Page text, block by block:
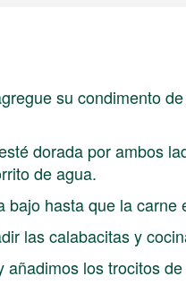
su condimento
dorada por ambos
de agua.
hasta que la carne
las calabacitas y
añadimos los trocitos